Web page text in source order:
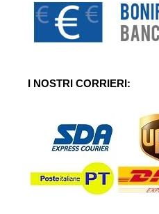
I NOSTRI CORRIERI: